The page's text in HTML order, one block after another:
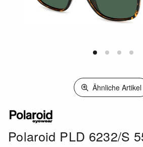
Ähnliche Artikel
Polaroid PLD 6232/S